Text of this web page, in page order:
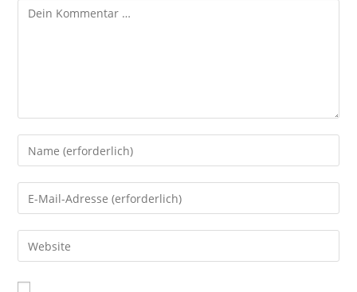
Kommentar
Gib
deinen
Namen
oder
zum
Kommentieren
ein
Gib
deine
E-
Mail-
Gib
deine
Website-